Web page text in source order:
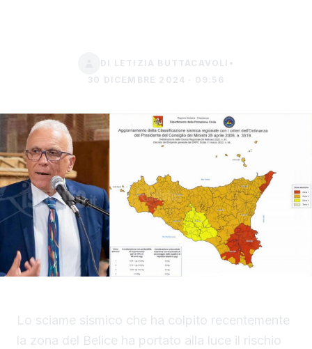
DI LETIZIA BUTTACAVOLI •
30 DICEMBRE 2024 · 09:56
Lo sciame sismico che ha colpito recentemente
la zona del Belice ha portato alla luce il rischio